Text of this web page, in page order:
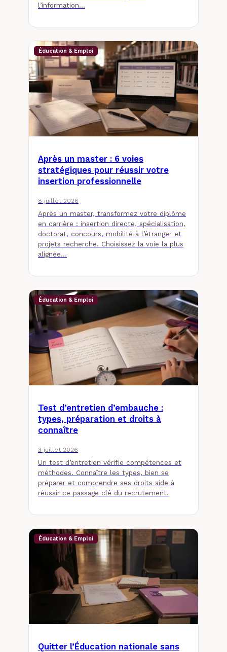
l’information…
Éducation & Emploi
Après un master : 6 voies
stratégiques pour réussir votre
insertion professionnelle
8 juillet 2026
Après un master, transformez votre diplôme
en carrière : insertion directe, spécialisation,
doctorat, concours, mobilité à l’étranger et
projets recherche. Choisissez la voie la plus
alignée…
Éducation & Emploi
Test d’entretien d’embauche :
types, préparation et droits à
connaître
3 juillet 2026
Un test d’entretien vérifie compétences et
méthodes. Connaître les types, bien se
préparer et comprendre ses droits aide à
réussir ce passage clé du recrutement.
Éducation & Emploi
Quitter l’Éducation nationale sans